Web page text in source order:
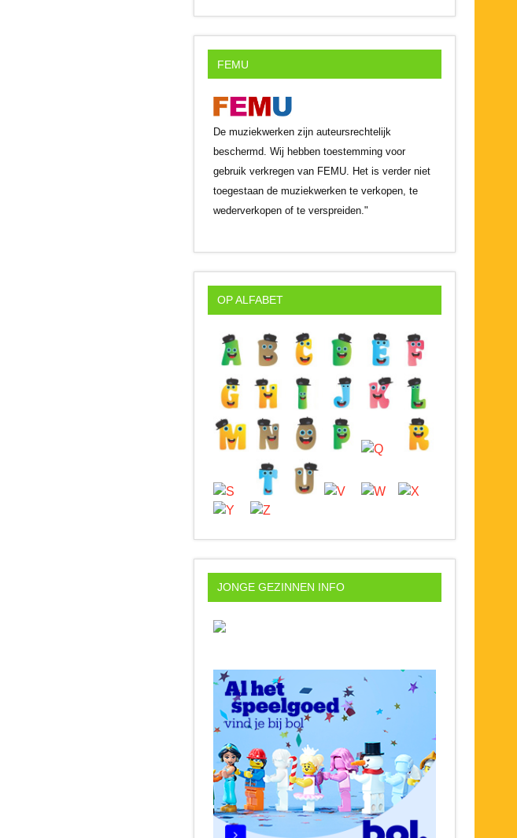
FEMU
De muziekwerken zijn auteursrechtelijk
beschermd. Wij hebben toestemming voor
gebruik verkregen van FEMU. Het is verder niet
toegestaan de muziekwerken te verkopen, te
wederverkopen of te verspreiden."
OP ALFABET
JONGE GEZINNEN INFO